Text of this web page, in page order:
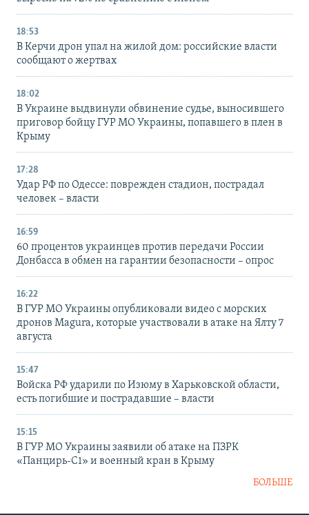
18:53
В Керчи дрон упал на жилой дом: российские власти
сообщают о жертвах
18:02
В Украине выдвинули обвинение судье, выносившего
приговор бойцу ГУР МО Украины, попавшего в плен в
Крыму
17:28
Удар РФ по Одессе: поврежден стадион, пострадал
человек – власти
16:59
60 процентов украинцев против передачи России
Донбасса в обмен на гарантии безопасности – опрос
16:22
В ГУР МО Украины опубликовали видео с морских
дронов Magura, которые участвовали в атаке на Ялту 7
августа
15:47
Войска РФ ударили по Изюму в Харьковской области,
есть погибшие и пострадавшие – власти
15:15
В ГУР МО Украины заявили об атаке на ПЗРК
«Панцирь-С1» и военный кран в Крыму
БОЛЬШЕ